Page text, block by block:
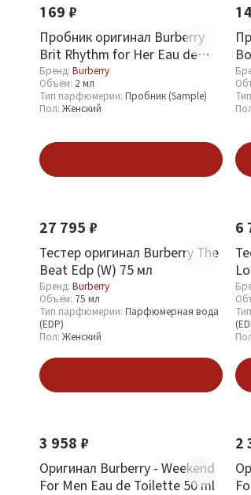
169 ₽
Пробник оригинал Burberry
Brit Rhythm for Her Eau de
Toilette 2 ml
Бренд: Burberry
Объём: 2 мл
Тип парфюмерии: Пробник (Sample)
Пол: Женский
27 795 ₽
Тестер оригинал Burberry The
Beat Edp (W) 75 мл
Бренд: Burberry
Объём: 75 мл
Тип парфюмерии: Парфюмерная вода
(EDP)
Пол: Женский
6
3 958 ₽
Оригинал Burberry - Weekend
For Men Eau de Toilette 50 ml
2